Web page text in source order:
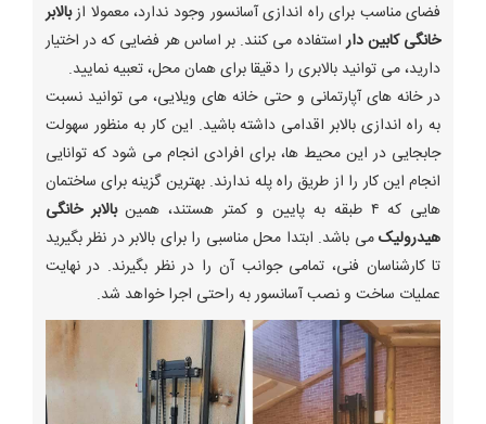
فضای مناسب برای راه اندازی آسانسور وجود ندارد، معمولا ازبالابر
خانگی کابین داراستفاده می کنند. بر اساس هر فضایی که در اختیار
دارید، می توانید بالابری را دقیقا برای همان محل، تعبیه نمایید.
در خانه های آپارتمانی و حتی خانه های ویلایی، می توانید نسبت
به راه اندازی بالابر اقدامی داشته باشید. این کار به منظور سهولت
جابجایی در این محیط ها، برای افرادی انجام می شود که توانایی
انجام این کار را از طریق راه پله ندارند. بهترین گزینه برای ساختمان
هایی که ۴ طبقه به پایین و کمتر هستند، همین
بالابر خانگی
هیدرولیکمی باشد. ابتدا محل مناسبی را برای بالابر در نظر بگیرید
تا کارشناسان فنی، تمامی جوانب آن را در نظر بگیرند. در نهایت
عملیات ساخت و نصب آسانسور به راحتی اجرا خواهد شد.